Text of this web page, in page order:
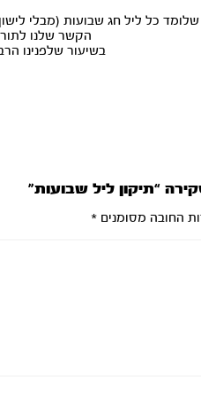
כל ליל חג שבועות (מבלי
הקשר שלנו
בשיעור שלפנינו
“תיקון ליל שבועות”
החובה מסומנים*